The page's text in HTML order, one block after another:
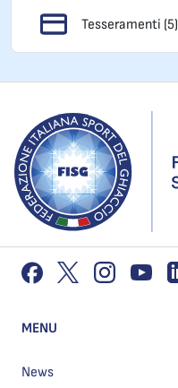
Tesseramenti (5)
MENU
News